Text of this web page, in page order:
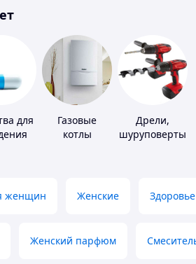
для
Газовые
котлы
Дрели,
шуруповерты
женщин Женские Здоровье
Женский парфюм